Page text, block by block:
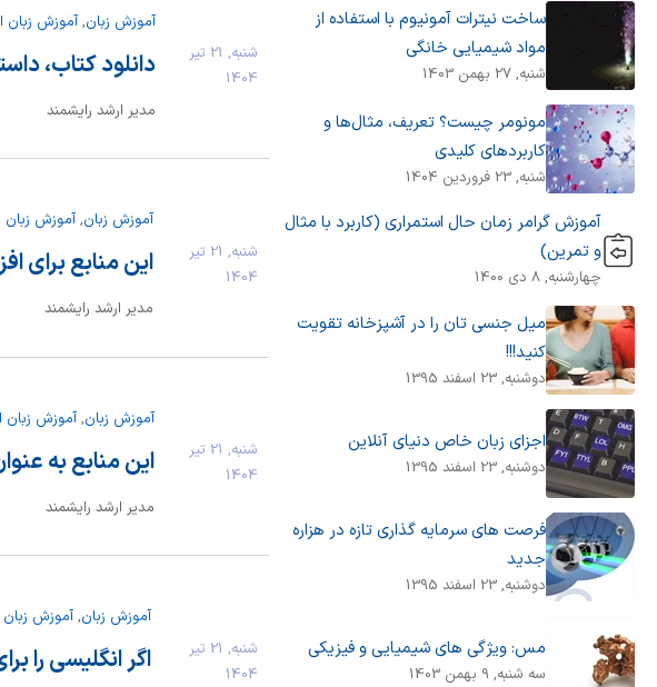
ساخت نیترات آمونیوم با استفاده از
مواد شیمیایی خانگی
شنبه, 27 بهمن 1403
مونومر چیست؟ تعریف، مثال‌ها و
کاربردهای کلیدی
شنبه, 23 فروردین 1404
آموزش گرامر زمان حال استمراری (کاربرد با مثال
و تمرین)
چهارشنبه, 8 دی 1400
میل جنسی تان را در آشپزخانه تقویت
کنید!!!
دوشنبه, 23 اسفند 1395
اجزای زبان خاص دنیای آنلاین
دوشنبه, 23 اسفند 1395
فرصت های سرمایه گذاری تازه در هزاره
جدید
دوشنبه, 23 اسفند 1395
مس: ویژگی های شیمیایی و فیزیکی
سه شنبه, 9 بهمن 1403
شنبه, 21 تیر
1404
آموزش زبان,آموزش زبان
دانلود کتاب،
مدیر ارشد رایشمند
شنبه, 21 تیر
1404
آموزش زبان,آموزش زبان
این منابع برای
مدیر ارشد رایشمند
شنبه, 21 تیر
1404
آموزش زبان,آموزش زبان
این منابع به
مدیر ارشد رایشمند
شنبه, 21 تیر
1404
آموزش زبان,آموزش
اگر انگلیسی را